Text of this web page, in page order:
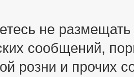
не
сообщений,
розни и прочих